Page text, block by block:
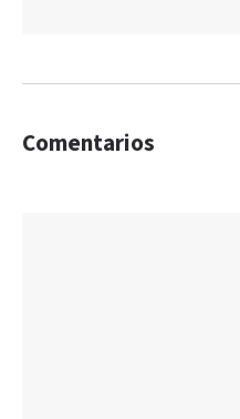
Comentarios